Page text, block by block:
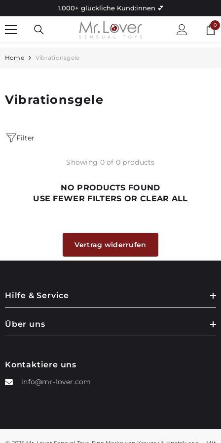
1.000+ glückliche Kund:innen 💕
0
0
Home Vibrationsgele
Vibrationsgele
Filter
Showing 0 of 0 products
NO PRODUCTS FOUND
USE FEWER FILTERS OR CLEAR ALL
Vertrag widerrufen
Hilfe & Service
Über uns
Kontaktiere uns
info@mr-lover.com